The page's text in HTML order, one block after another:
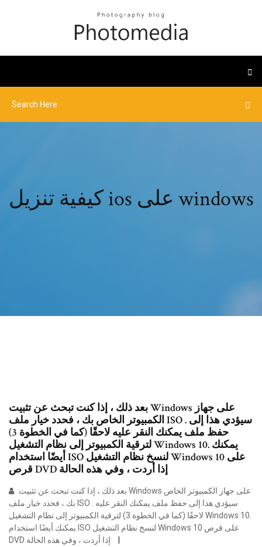
كيفية تنزيل ios على windows
بعد ذلك ، إذا كنت تبحث عن تثبيت Windows على جهاز
الكمبيوتر الخاص بك ، فحدد خيار ملف ISO . سيؤدي هذا إلى
حفظ ملف يمكنك النقر عليه لاحقًا (كما في الخطوة 3)
لترقية الكمبيوتر إلى نظام التشغيل Windows 10. يمكنك
أيضًا استخدام ISO لنسخ نظام التشغيل Windows 10 على
قرص DVD إذا أردت ، وفي هذه الحالة
بك ، فحدد خيار ملف ISO . سيؤدي هذا إلى حفظ ملف يمكنك النقر عليه
لاحقًا (كما في الخطوة 3) لترقية الكمبيوتر إلى نظام التشغيل Windows 10.
يمكنك أيضًا استخدام ISO لنسخ نظام التشغيل Windows 10 على قرص